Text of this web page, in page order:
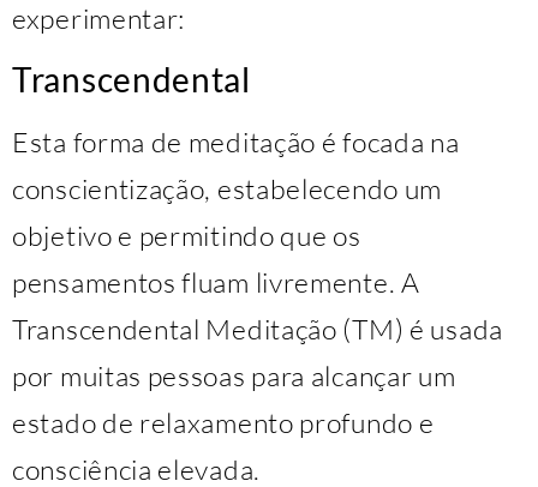
experimentar:
Transcendental
Esta forma de meditação é focada na
conscientização, estabelecendo um
objetivo e permitindo que os
pensamentos fluam livremente. A
Transcendental Meditação (TM) é usada
por muitas pessoas para alcançar um
estado de relaxamento profundo e
consciência elevada.